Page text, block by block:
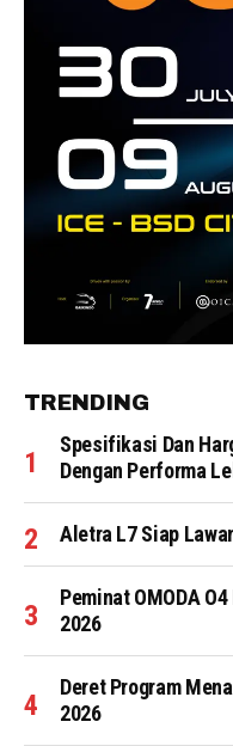
TRENDING
Spesifikasi Dan
Dengan Performa
Aletra L7 Siap
Peminat OMODA
2026
Deret Program
2026